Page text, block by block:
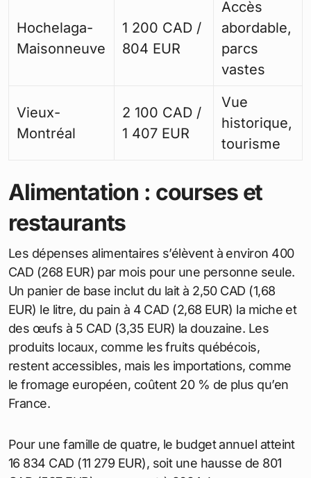
S'expatrier au Canada après 40 ans :
guide pratique pour réussir votre intégration et
démarches administratives
Variations par quartier
Loyer
(CAD/EUR)
Plateau-
Mont-Royal
1 900 CAD /
1 273 EUR
métro,
cafés
animés
Hochelaga-
Maisonneuve
1 200 CAD /
804 EUR
Accès
abordable,
parcs
vastes
Montréal
2 100 CAD /
1 407 EUR
historique,
tourisme